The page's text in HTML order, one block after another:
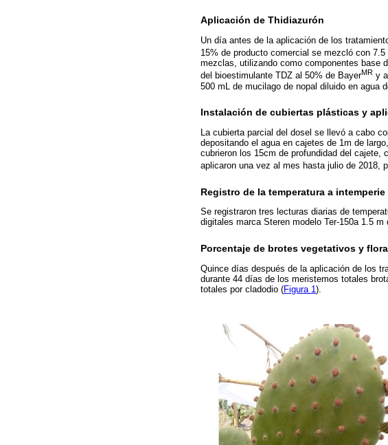
Aplicación de Thidiazurón
Un día antes de la aplicación de los
15% de producto comercial se mezcló con
mezclas, utilizando como componentes base
del bioestimulante TDZ al 50% de BayerMR y
500 mL de mucilago de nopal diluido en agua
Instalación de cubiertas plásticas y
La cubierta parcial del dosel se llevó a cabo
depositando el agua en cajetes de 1m de
cubrieron los 15cm de profundidad del cajete,
aplicaron una vez al mes hasta julio de 2018,
Registro de la temperatura a
Se registraron tres lecturas diarias de
digitales marca Steren modelo Ter-150a 1.5
Porcentaje de brotes vegetativos y
Quince días después de la aplicación de los
durante 44 días de los meristemos totales
totales por cladodio (Figura 1).